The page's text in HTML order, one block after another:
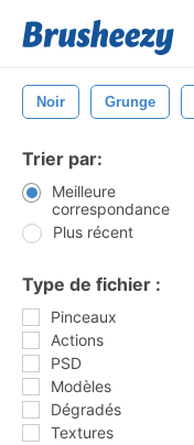
Noir Grunge
Trier par:
Meilleure
correspondance
Plus récent
Type de fichier :
Pinceaux
Actions
PSD
Modèles
Dégradés
Textures